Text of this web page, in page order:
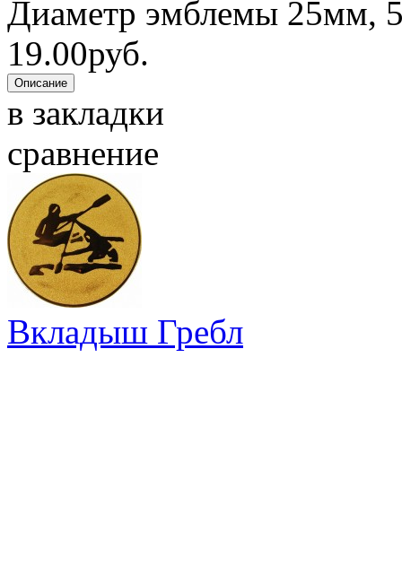
Диаметр эмблемы 25мм,
19.00руб.
в закладки
сравнение
Вкладыш Гребл